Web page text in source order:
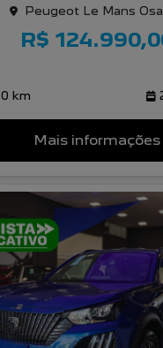
Peugeot Le Mans
R$
0 km
Mais informações